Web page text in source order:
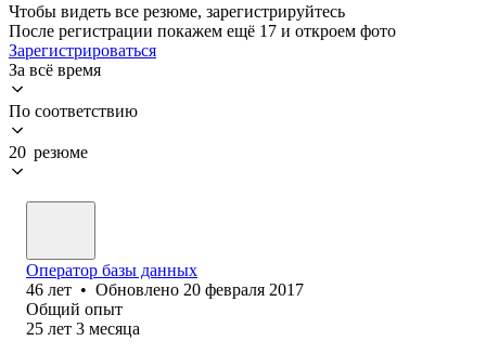
Чтобы видеть все резюме, зарегистрируйтесь
После регистрации покажем ещё 17 и откроем фото
Зарегистрироваться
За всё время
По соответствию
20 резюме
Оператор базы данных
46 лет • Обновлено 20 февраля 2017
Общий опыт
25 лет 3 месяца